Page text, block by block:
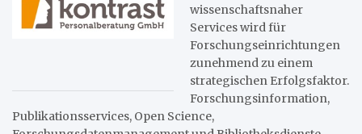
wissenschaftsnaher
Services wird für
Forschungseinrichtungen
zunehmend zu einem
strategischen Erfolgsfaktor.
Forschungsinformation,
Publikationsservices, Open Science,